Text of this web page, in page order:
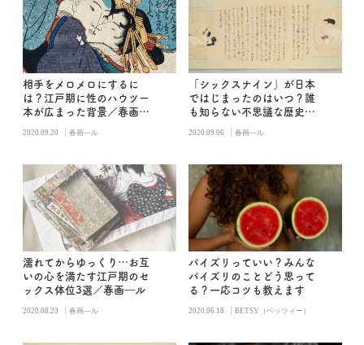
相手をメロメロにするに
は？江戸期に性のハウツー
本が広まった背景／春画―
2020.09.20 | 春画―ル
「シックスナイン」が日本
ではじまったのはいつ？誰
も知らない不思議な歴史／
2020.09.06 | 春画―ル
濡れてからゆっくり…お互
いの心を満たす江戸期のセ
ックス体位3選／春画―ル
2020.08.23 | 春画―ル
パイズリっていい？みんな
パイズリのことどう思って
る？一応コツも教えます
2020.06.18 | BETSY（ベッツィー）